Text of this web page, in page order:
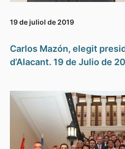
19 de juliol de 2019
Carlos Mazón, elegit
d’Alacant. 19 de Julio de